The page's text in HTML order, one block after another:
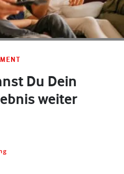
Du Dein
weiter